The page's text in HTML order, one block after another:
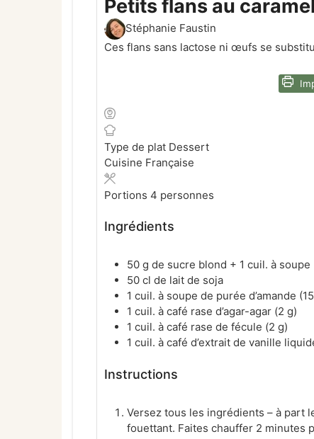
Petits flans au
Stéphanie Faustin
Ces flans sans lactose ni œufs se
Type de plat Dessert
Cuisine Française
Portions 4 personnes
Ingrédients
50 g de sucre blond + 1 cuil. à soupe
50 cl de lait de soja
1 cuil. à soupe de purée d’amande
1 cuil. à café rase d’agar-agar (2 g)
1 cuil. à café rase de fécule (2 g)
1 cuil. à café d’extrait de vanille
Instructions
Versez tous les ingrédients – à part
fouettant. Faites chauffer 2 minutes